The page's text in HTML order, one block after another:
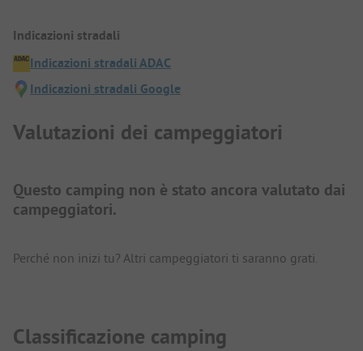
Indicazioni stradali
Indicazioni stradali ADAC
Indicazioni stradali Google
Valutazioni dei campeggiatori
Questo camping non è stato ancora valutato dai
campeggiatori.
Perché non inizi tu? Altri campeggiatori ti saranno grati.
Classificazione camping